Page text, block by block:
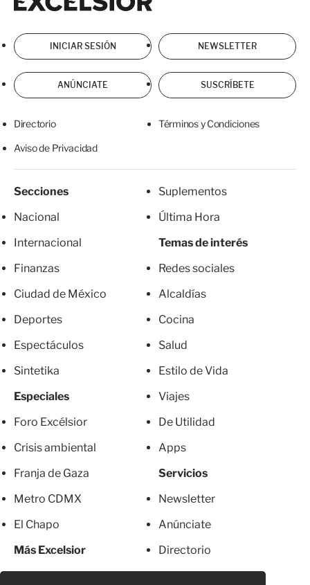
INICIAR SESIÓN NEWSLETTER
ANÚNCIATE SUSCRÍBETE
Directorio Términos y Condiciones
Aviso de Privacidad
Secciones
Nacional
Internacional
Finanzas
Ciudad de México
Deportes
Espectáculos
Sintetika
Especiales
Foro Excélsior
Crisis ambiental
Franja de Gaza
Metro CDMX
El Chapo
Más Excelsior
Suplementos
Última Hora
Temas de interés
Redes sociales
Alcaldías
Cocina
Salud
Estilo de Vida
Viajes
De Utilidad
Apps
Servicios
Newsletter
Anúnciate
Directorio